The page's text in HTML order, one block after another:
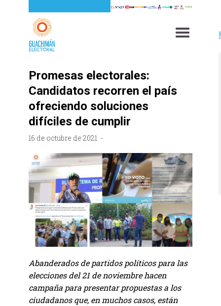
Promesas electorales:
Candidatos recorren el país
ofreciendo soluciones
difíciles de cumplir
16 de octubre de 2021
Abanderados de partidos políticos para las
elecciones del 21 de noviembre hacen
campaña para presentar propuestas a los
ciudadanos que, en muchos casos, están